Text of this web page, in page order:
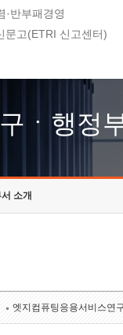
·반부패경영
문고(ETRI 신고센터)
의소리
계약 현황ㆍ행정
서 소개
엣지컴퓨팅응용서비스연